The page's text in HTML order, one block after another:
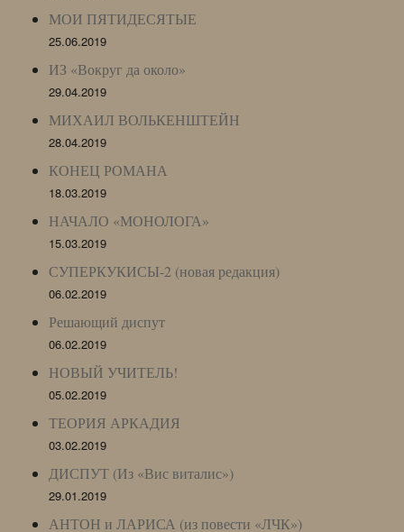
МОИ ПЯТИДЕСЯТЫЕ
25.06.2019
ИЗ «Вокруг да около»
29.04.2019
МИХАИЛ ВОЛЬКЕНШТЕЙН
28.04.2019
КОНЕЦ РОМАНА
18.03.2019
НАЧАЛО «МОНОЛОГА»
15.03.2019
СУПЕРКУКИСЫ-2 (новая редакция)
06.02.2019
Решающий диспут
06.02.2019
НОВЫЙ УЧИТЕЛЬ!
05.02.2019
ТЕОРИЯ АРКАДИЯ
03.02.2019
ДИСПУТ (Из «Вис виталис»)
29.01.2019
АНТОН и ЛАРИСА (из повести «ЛЧК»)